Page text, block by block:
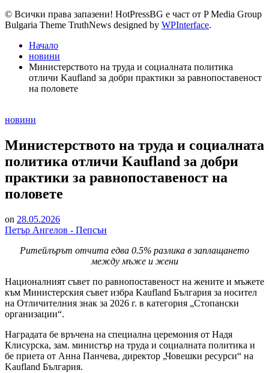
© Всички права запазени! HotPressBG е част от P Media Group
Bulgaria Theme TruthNews designed by WPInterface.
Начало
новини
Министерството на труда и социалната политика
отличи Kaufland за добри практики за равнопоставеност
на половете
Posted
новини
Министерството на труда и социалната
политика отличи Kaufland за добри
практики за равнопоставеност на
половете
on 28.05.2026
Петър Ангелов - Пепсън
Ритейлърът отчита едва 0.5% разлика в заплащането
между мъже и жени
Националният съвет по равнопоставеност на жените и мъжете
към Министерския съвет избра Kaufland България за носител
на Отличителния знак за 2026 г. в категория „Стопански
организации“.
Наградата бе връчена на специална церемония от Надя
Клисурска, зам. министър на труда и социалната политика и
бе приета от Анна Панчева, директор „Човешки ресурси“ на
Kaufland България.